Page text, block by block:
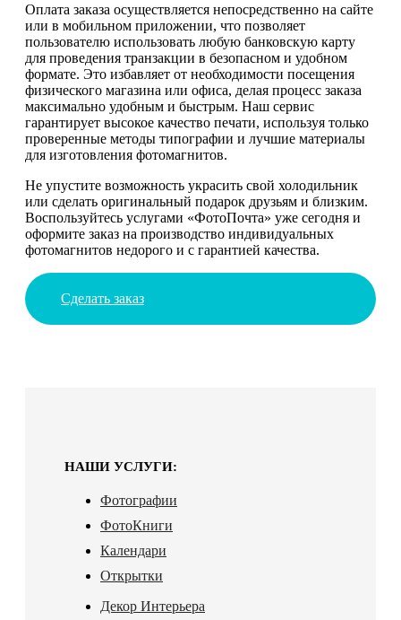
Оплата заказа осуществляется непосредственно на сайте
или в мобильном приложении, что позволяет
пользователю использовать любую банковскую карту
для проведения транзакции в безопасном и удобном
формате. Это избавляет от необходимости посещения
физического магазина или офиса, делая процесс заказа
максимально удобным и быстрым. Наш сервис
гарантирует высокое качество печати, используя только
проверенные методы типографии и лучшие материалы
для изготовления фотомагнитов.
Не упустите возможность украсить свой холодильник
или сделать оригинальный подарок друзьям и близким.
Воспользуйтесь услугами «ФотоПочта» уже сегодня и
оформите заказ на производство индивидуальных
фотомагнитов недорого и с гарантией качества.
Сделать заказ
НАШИ УСЛУГИ:
Фотографии
ФотоКниги
Календари
Открытки
Декор Интерьера